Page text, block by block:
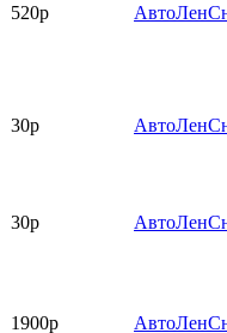
520р
30р
30р
1900р